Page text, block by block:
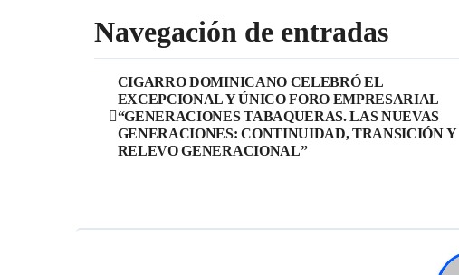
Navegación de entradas
CIGARRO DOMINICANO CELEBRÓ EL
EXCEPCIONAL Y ÚNICO FORO EMPRESARIAL
“GENERACIONES TABAQUERAS. LAS NUEVAS
GENERACIONES: CONTINUIDAD, TRANSICIÓN Y
RELEVO GENERACIONAL”